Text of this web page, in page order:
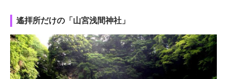
遙拝所だけの「山宮浅間神社」